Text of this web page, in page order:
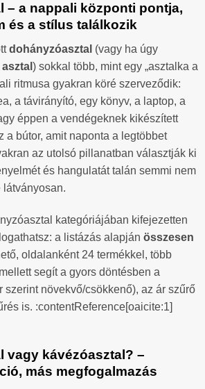
– a nappali központi pontja,
és a stílus találkozik
dohányzóasztal (vagy ha úgy
) sokkal több, mint egy „asztalka a
ritmusa gyakran köré szerveződik:
a távirányító, egy könyv, a laptop, a
éppen a vendégeknek kikészített
a bútor, amit naponta a legtöbbet
az utolsó pillanatban választják ki
és hangulatát talán semmi nem
látványosan.
kategóriájában kifejezetten
a listázás alapján összesen
oldalanként 24 termékkel, több
segít a gyors döntésben a
szerint növekvő/csökkenő), az ár szűrő
is. :contentReference[oaicite:1]
vagy kávézóasztal? –
más megfogalmazás